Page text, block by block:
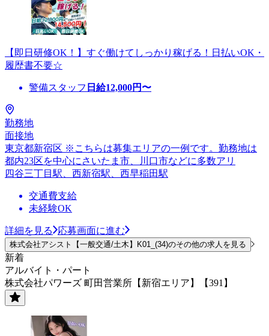
【即日研修OK！】すぐ働けてしっかり稼げる！日払いOK・
履歴書不要☆
警備スタッフ 日給12,000円〜
勤務地
面接地
東京都新宿区 ※こちらは募集エリアの一例です。勤務地は
都内23区を中心にさいたま市、川口市などに多数アリ
四谷三丁目駅、西新宿駅、西早稲田駅
交通費支給
未経験OK
詳細を見る 応募画面に進む
株式会社アシスト【一般交通/土木】K01_(34)のその他の求人を見る
新着
アルバイト・パート
株式会社パワーズ 町田営業所【新宿エリア】【391】